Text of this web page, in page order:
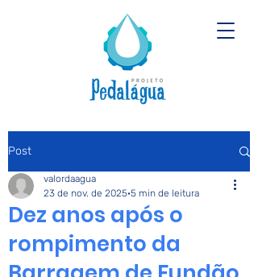
Post
Dez anos após o
rompimento da
valordaagua
23 de nov. de 2025 5 min de leitura